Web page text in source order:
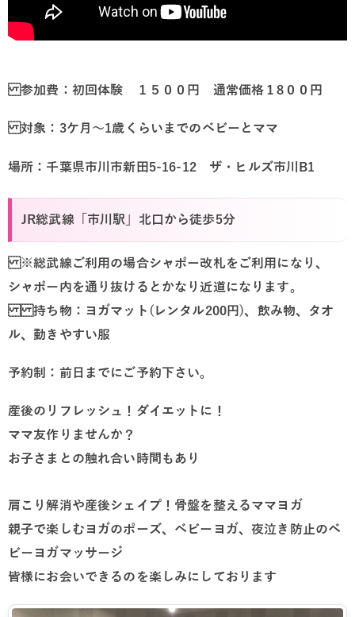
参加費：初回体験 １５００円 通常価格１8００円
対象：3ケ月～1歳くらいまでのベビーとママ
場所：千葉県市川市新田5-16-12 ザ・ヒルズ市川B1
JR総武線「市川駅」北口から徒歩5分
※総武線ご利用の場合シャポー改札をご利用になり、
シャポー内を通り抜けるとかなり近道になります。
持ち物：ヨガマット(レンタル200円)、飲み物、タオ
ル、動きやすい服
予約制：前日までにご予約下さい。
産後のリフレッシュ！ダイエットに！
ママ友作りませんか？
お子さまとの触れ合い時間もあり
肩こり解消や産後シェイプ！骨盤を整えるママヨガ
親子で楽しむヨガのポーズ、ベビーヨガ、夜泣き防止のベ
ビーヨガマッサージ
皆様にお会いできるのを楽しみにしております